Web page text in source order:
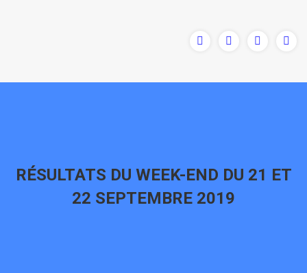
RÉSULTATS DU WEEK-END DU 21 ET
22 SEPTEMBRE 2019